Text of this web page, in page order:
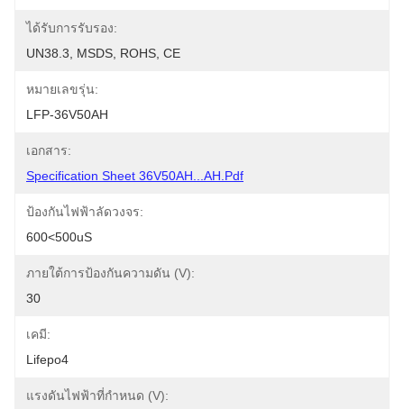
ได้รับการรับรอง:
UN38.3, MSDS, ROHS, CE
หมายเลขรุ่น:
LFP-36V50AH
เอกสาร:
Specification Sheet 36V50AH...AH.pdf
ป้องกันไฟฟ้าลัดวงจร:
600<500uS
ภายใต้การป้องกันความดัน (V):
30
เคมี:
Lifepo4
แรงดันไฟฟ้าที่กำหนด (V):